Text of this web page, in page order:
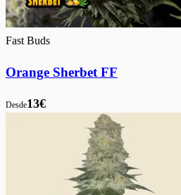
Fast Buds
Orange Sherbet FF
Desde13€